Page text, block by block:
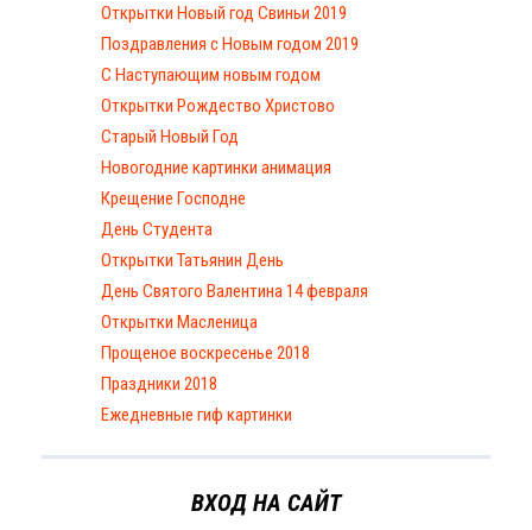
Открытки Новый год Свиньи 2019
Поздравления с Новым годом 2019
С Наступающим новым годом
Открытки Рождество Христово
Старый Новый Год
Новогодние картинки анимация
Крещение Господне
День Студента
Открытки Татьянин День
День Святого Валентина 14 февраля
Открытки Масленица
Прощеное воскресенье 2018
Праздники 2018
Ежедневные гиф картинки
ВХОД НА САЙТ